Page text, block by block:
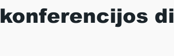
konferencijos